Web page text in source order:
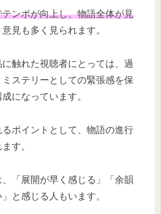
ンポが向上し、物語全体が見
意見も多く見られます。
触れた視聴者にとっては、過
ステリーとしての緊張感を保
になっています。
ポイントとして、物語の進行
す。
「展開が早く感じる」「余韻
と感じる人もいます。